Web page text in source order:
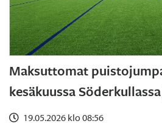
Maksuttomat
kesäkuussa
19.05.2026 klo 08:56